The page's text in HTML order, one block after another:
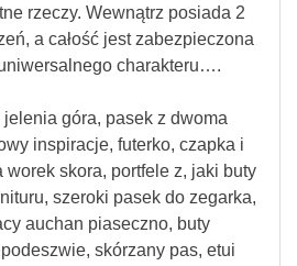
rzeczy. Wewnątrz posiada 2
a całość jest zabezpieczona
charakteru….
góra, pasek z dwoma
inspiracje, futerko, czapka i
worek skora, portfele z, jaki buty
szeroki pasek do zegarka,
auchan piaseczno, buty
skórzany pas, etui